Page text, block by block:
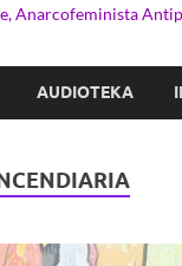
Anarcofeminista
AUDIOTEKA